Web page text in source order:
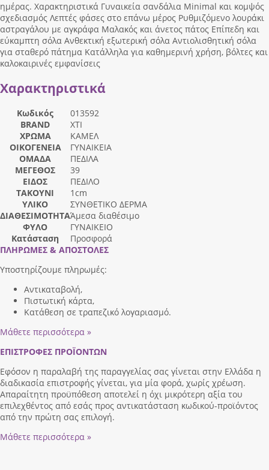
ημέρας. Χαρακτηριστικά Γυναικεία σανδάλια Minimal και κομψός
σχεδιασμός Λεπτές φάσες στο επάνω μέρος Ρυθμιζόμενο λουράκι
αστραγάλου με αγκράφα Μαλακός και άνετος πάτος Επίπεδη και
εύκαμπτη σόλα Ανθεκτική εξωτερική σόλα Αντιολισθητική σόλα
για σταθερό πάτημα Κατάλληλα για καθημερινή χρήση, βόλτες και
καλοκαιρινές εμφανίσεις
Χαρακτηριστικά
Κωδικός
013592
BRAND
XTI
ΧΡΩΜΑ
ΚΑΜΕΛ
ΟΙΚΟΓΕΝΕΙΑ
ΓΥΝΑΙΚΕΙΑ
ΟΜΑΔΑ
ΠΕΔΙΛΑ
ΜΕΓΕΘΟΣ
39
ΕΙΔΟΣ
ΠΕΔΙΛΟ
ΤΑΚΟΥΝΙ
1cm
ΥΛΙΚΟ
ΣΥΝΘΕΤΙΚΟ ΔΕΡΜΑ
ΔΙΑΘΕΣΙΜΟΤΗΤΑΆμεσα διαθέσιμο
ΦΥΛΟ
ΓΥΝΑΙΚΕΙΟ
Κατάσταση
Προσφορά
ΠΛΗΡΩΜΕΣ & ΑΠΟΣΤΟΛΕΣ
Υποστηρίζουμε πληρωμές:
Αντικαταβολή,
Πιστωτική κάρτα,
Κατάθεση σε τραπεζικό λογαριασμό.
Μάθετε περισσότερα »
ΕΠΙΣΤΡΟΦΕΣ ΠΡΟΪΟΝΤΩΝ
Εφόσον η παραλαβή της παραγγελίας σας γίνεται στην Ελλάδα η
διαδικασία επιστροφής γίνεται, για μία φορά, χωρίς χρέωση.
Απαραίτητη προϋπόθεση αποτελεί η όχι μικρότερη αξία του
επιλεχθέντος από εσάς προς αντικατάσταση κωδικού-προϊόντος
από την πρώτη σας επιλογή.
Μάθετε περισσότερα »